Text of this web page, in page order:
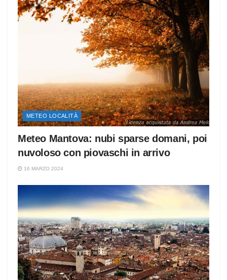
METEO LOCALITÀ
Meteo Mantova: nubi sparse domani, poi
nuvoloso con piovaschi in arrivo
16 MARZO 2024